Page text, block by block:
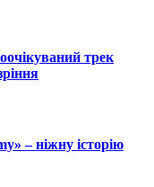
трек
– ніжну історію